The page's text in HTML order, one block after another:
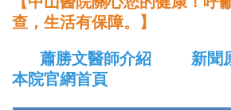
查，生活有保障。】
蕭勝文醫師介紹
新聞
本院官網首頁